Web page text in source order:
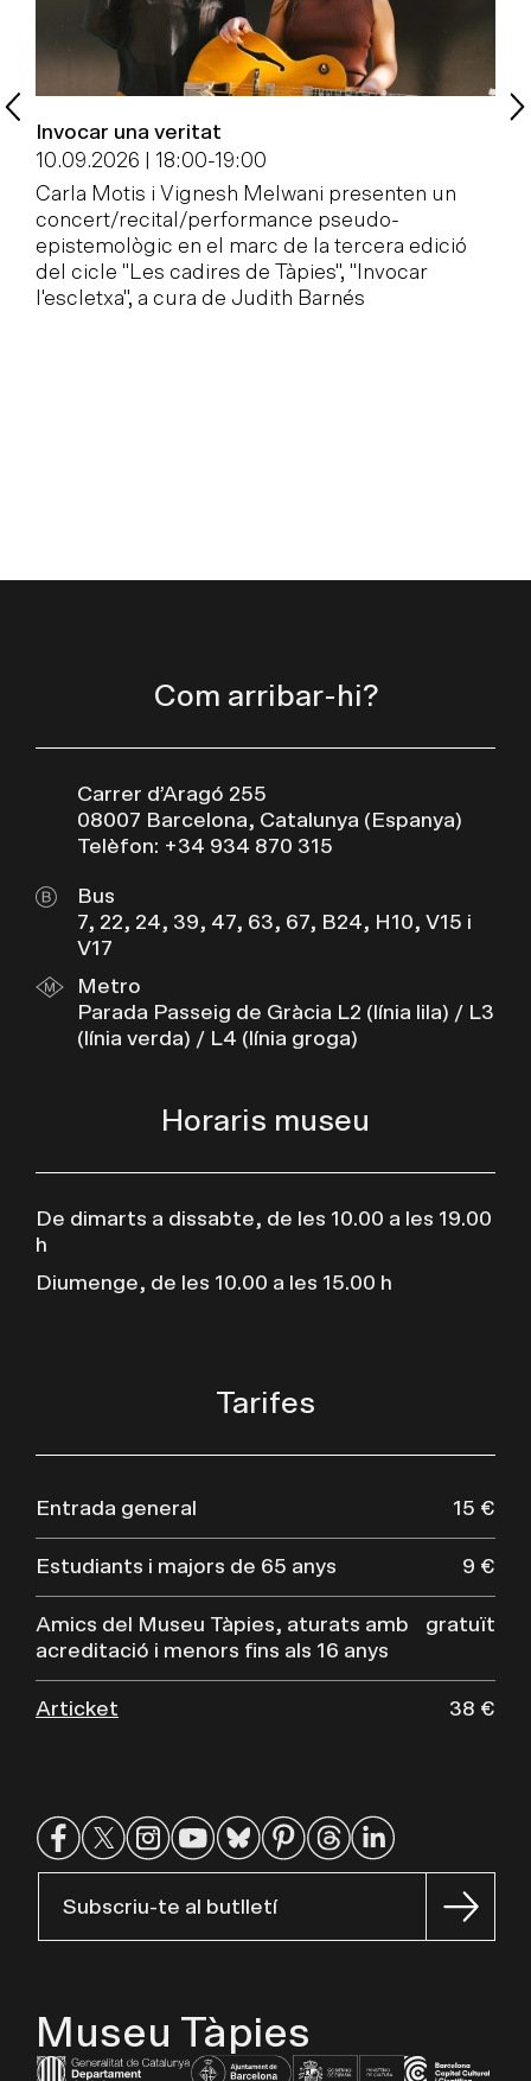
Invocar una veritat
10.09.2026 | 18:00-19:00
Carla Motis i Vignesh Melwani presenten un
concert/recital/performance pseudo-
epistemològic en el marc de la tercera edició
del cicle "Les cadires de Tàpies", "Invocar
l'escletxa", a cura de Judith Barnés
Com arribar-hi?
Carrer d’Aragó 255
08007 Barcelona, Catalunya (Espanya)
Telèfon: +34 934 870 315
Bus
7, 22, 24, 39, 47, 63, 67, B24, H10, V15 i
V17
Metro
Parada Passeig de Gràcia L2 (línia lila) / L3
(línia verda) / L4 (línia groga)
Horaris museu
De dimarts a dissabte, de les 10.00 a les 19.00
h
Diumenge, de les 10.00 a les 15.00 h
Tarifes
Entrada general 15 €
Estudiants i majors de 65 anys 9 €
Amics del Museu Tàpies, aturats amb
acreditació i menors fins als 16 anys
gratuït
Articket 38 €
Subscriu-te al butlletí
Museu Tàpies